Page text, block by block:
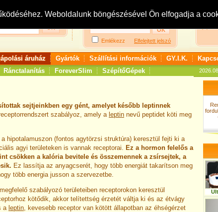
Weboldalunk böngészésével Ön elfogadja a
Bejelentkezés: Regisztráció
Emlékezz Elfelejtett jelszó
áruház Gyártók Szállítási információk GY.I.K.
Ránctalanítás ForeverSlim SzépítőGépek
sejtjeinkben egy gént, amelyet később leptinnek
szabályoz, amely a leptin nevű peptidet köti meg
a hipotalamuszon (fontos agytörzsi struktúra) keresztül fejti ki a
agyi területeken is vannak receptorai. Ez a hormon felelős a
csökken a kalória bevitele és összemennek a zsírsejtek, a
Ez lassítja az anyagcserét, hogy több energiát takarítson meg
több energia jusson a szervezetbe.
szabályozó területeiben receptorokon keresztül
kötődik, akkor telítettség érzetét váltja ki és az étvágy
a leptin, kevesebb receptor van kötött állapotban az éhségérzet